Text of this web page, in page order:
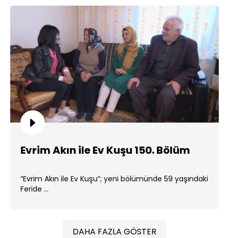
Evrim Akın ile Ev Kuşu 150. Bölüm
“Evrim Akın ile Ev Kuşu”; yeni bölümünde 59 yaşındaki
Feride ...
DAHA FAZLA GÖSTER